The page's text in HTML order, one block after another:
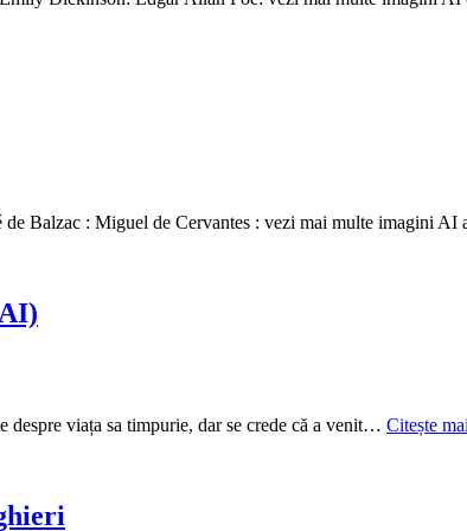
Balzac : Miguel de Cervantes : vezi mai multe imagini
viața sa timpurie, dar se crede că a venit… Citește